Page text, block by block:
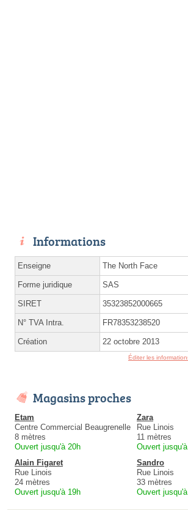
Informations
Enseigne The North Face
Forme juridique SAS
SIRET 35323852000665
N° TVA Intra. FR78353238520
Création 22 octobre 2013
Éditer les
Magasins proches
Etam
Centre Commercial Beaugrenelle
8 mètres
Ouvert jusqu'à 20h
Zara
Rue Linois
11 mètres
Ouvert
Alain Figaret
Rue Linois
24 mètres
Ouvert jusqu'à 19h
Sandro
Rue Linois
33 mètres
Ouvert